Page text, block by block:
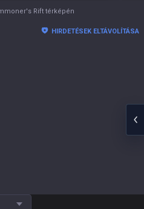
Rift térképén
HIRDETÉSEK ELTÁVOLÍTÁSA